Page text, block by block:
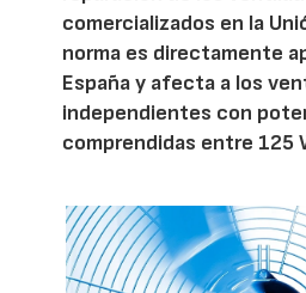
comercializados en la
norma es directamente
España y afecta a los
independientes con
comprendidas entre 125